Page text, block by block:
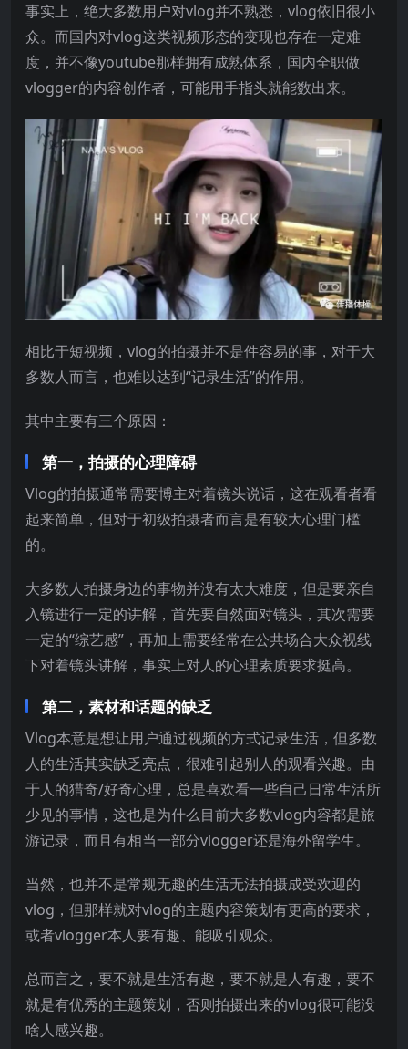
事实上，绝大多数用户对vlog并不熟悉，vlog依旧很小
众。而国内对vlog这类视频形态的变现也存在一定难
度，并不像youtube那样拥有成熟体系，国内全职做
vlogger的内容创作者，可能用手指头就能数出来。
相比于短视频，vlog的拍摄并不是件容易的事，对于大
多数人而言，也难以达到“记录生活”的作用。
其中主要有三个原因：
第一，拍摄的心理障碍
Vlog的拍摄通常需要博主对着镜头说话，这在观看者看
起来简单，但对于初级拍摄者而言是有较大心理门槛
的。
大多数人拍摄身边的事物并没有太大难度，但是要亲自
入镜进行一定的讲解，首先要自然面对镜头，其次需要
一定的“综艺感”，再加上需要经常在公共场合大众视线
下对着镜头讲解，事实上对人的心理素质要求挺高。
第二，素材和话题的缺乏
Vlog本意是想让用户通过视频的方式记录生活，但多数
人的生活其实缺乏亮点，很难引起别人的观看兴趣。由
于人的猎奇/好奇心理，总是喜欢看一些自己日常生活所
少见的事情，这也是为什么目前大多数vlog内容都是旅
游记录，而且有相当一部分vlogger还是海外留学生。
当然，也并不是常规无趣的生活无法拍摄成受欢迎的
vlog，但那样就对vlog的主题内容策划有更高的要求，
或者vlogger本人要有趣、能吸引观众。
总而言之，要不就是生活有趣，要不就是人有趣，要不
就是有优秀的主题策划，否则拍摄出来的vlog很可能没
啥人感兴趣。